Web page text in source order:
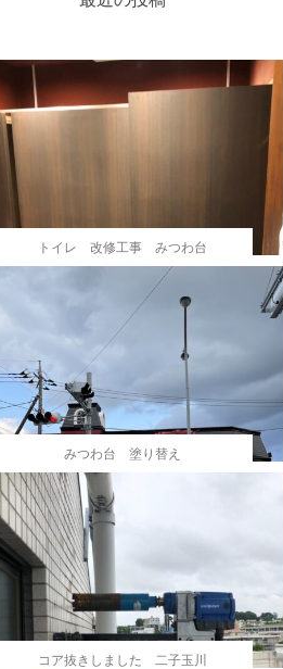
トイレ 改修工事 みつわ台
みつわ台 塗り替え
コア抜きしました 二子玉川